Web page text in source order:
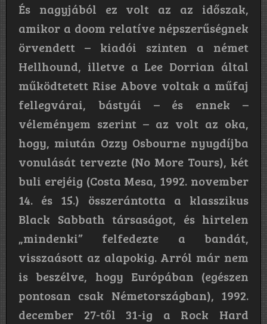
És nagyjából ez volt az az időszak,
amikor a doom relatíve népszerűségnek
örvendett – kiadói szinten a német
Hellhound, illetve a Lee Dorrian által
működtetett Rise Above voltak a műfaj
fellegvárai, bástyái – és ennek –
véleményem szerint – az volt az oka,
hogy, miután Ozzy Osbourne nyugdíjba
vonulását tervezte (No More Tours), két
buli erejéig (Costa Mesa, 1992. november
14. és 15.) összerántotta a klasszikus
Black Sabbath társaságot, és hirtelen
„mindenki” felfedezte a bandát,
visszaásott az alapokig. Arról már nem
is beszélve, hogy Európában (egészen
pontosan csak Németországban), 1992.
december 27-től 31-ig a Rock Hard